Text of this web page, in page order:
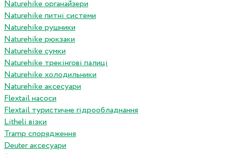
Naturehike органайзери
Naturehike питні системи
Naturehike рушники
Naturehike рюкзаки
Naturehike сумки
Naturehike трекінгові палиці
Naturehike холодильники
Naturehike аксесуари
Flextail насоси
Flextail туристичне гідрообладнання
Litheli візки
Tramp спорядження
Deuter аксесуари